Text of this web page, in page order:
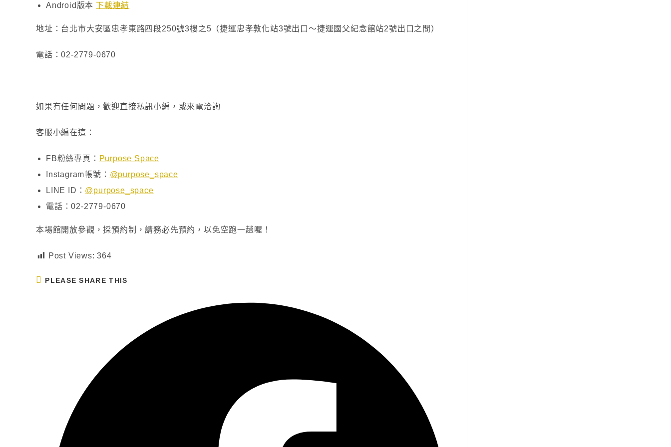
Android版本 下載連結
地址：台北市大安區忠孝東路四段250號3樓之5（捷運忠孝敦化站3號出口～捷運國父紀念館站2號出口之間）
電話：02-2779-0670
如果有任何問題，歡迎直接私訊小編，或來電洽詢
客服小編在這：
FB粉絲專頁： Purpose Space
Instagram帳號： @purpose_space
LINE ID： @purpose_space
電話：02-2779-0670
本場館開放參觀，採預約制，請務必先預約，以免空跑一趟喔！
Post Views: 364
PLEASE SHARE THIS